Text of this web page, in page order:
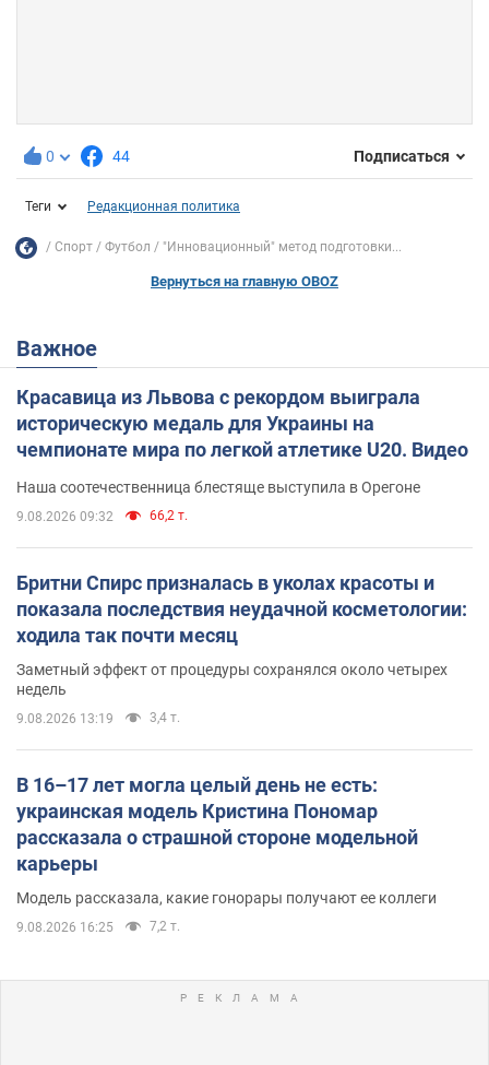
0 44 Подписаться
Теги Редакционная политика
Спорт Футбол "Инновационный" метод подготовки...
Вернуться на главную OBOZ
Важное
Красавица из Львова с рекордом выиграла
историческую медаль для Украины на
чемпионате мира по легкой атлетике U20. Видео
Наша соотечественница блестяще выступила в Орегоне
9.08.2026 09:32 66,2 т.
Бритни Спирс призналась в уколах красоты и
показала последствия неудачной косметологии:
ходила так почти месяц
Заметный эффект от процедуры сохранялся около четырех
недель
9.08.2026 13:19 3,4 т.
В 16–17 лет могла целый день не есть:
украинская модель Кристина Пономар
рассказала о страшной стороне модельной
карьеры
Модель рассказала, какие гонорары получают ее коллеги
9.08.2026 16:25 7,2 т.